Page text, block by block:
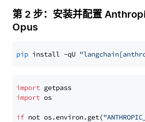
第 2 步：安装并配置
Opus
pip install -qU
import
import os
if not os.environ.get(